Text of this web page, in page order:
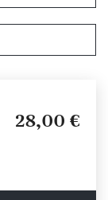
28,00 €